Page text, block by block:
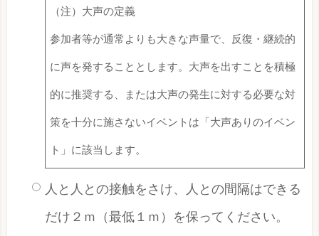
（注）大声の定義
参加者等が通常よりも大きな声量で、反復・継続的
に声を発することとします。大声を出すことを積極
的に推奨する、または大声の発生に対する必要な対
策を十分に施さないイベントは「大声ありのイベン
ト」に該当します。
人と人との接触をさけ、人との間隔はできる
だけ２ｍ（最低１ｍ）を保ってください。